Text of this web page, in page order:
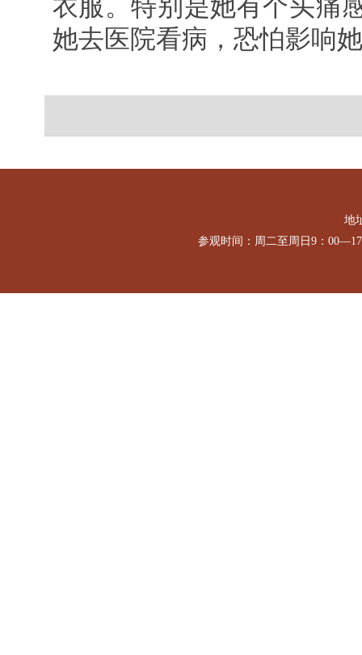
衣服。特别是她有个头痛
她去医院看病，恐怕影响
地
参观时间：周二至周日9：